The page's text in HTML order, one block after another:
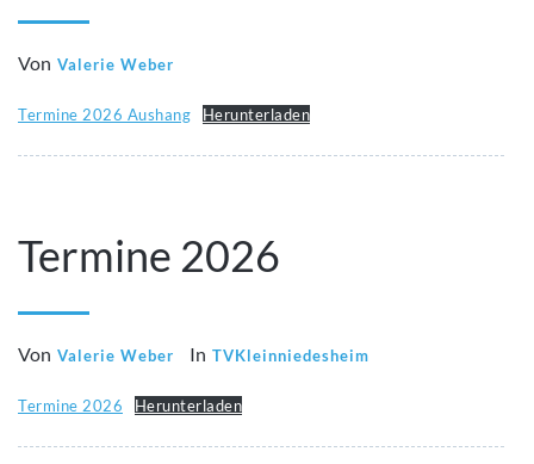
Von Valerie Weber
Termine 2026 Aushang Herunterladen
Termine 2026
Von Valerie Weber In TVKleinniedesheim
Termine 2026 Herunterladen